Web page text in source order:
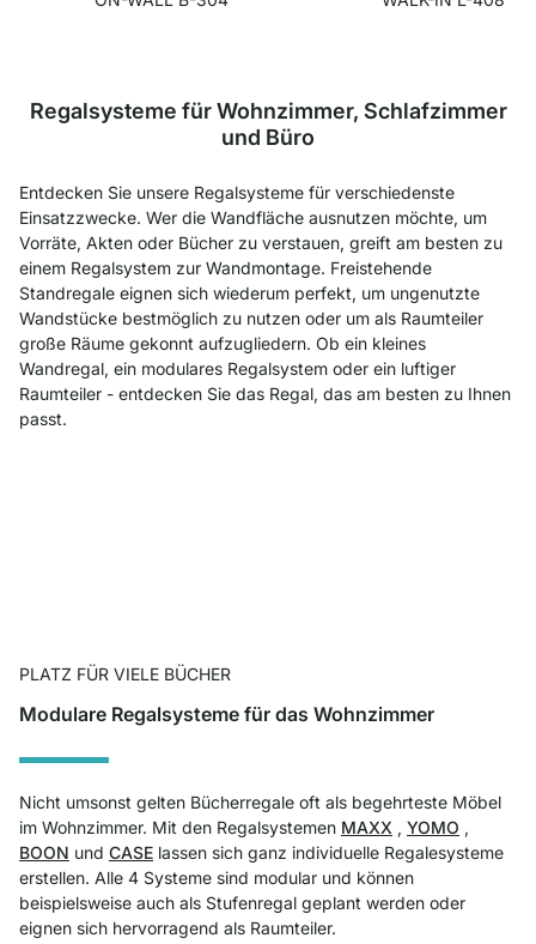
Regalsysteme für Wohnzimmer, Schlafzimmer
und Büro
Entdecken Sie unsere Regalsysteme für verschiedenste
Einsatzzwecke. Wer die Wandfläche ausnutzen möchte, um
Vorräte, Akten oder Bücher zu verstauen, greift am besten zu
einem Regalsystem zur Wandmontage. Freistehende
Standregale eignen sich wiederum perfekt, um ungenutzte
Wandstücke bestmöglich zu nutzen oder um als Raumteiler
große Räume gekonnt aufzugliedern. Ob ein kleines
Wandregal, ein modulares Regalsystem oder ein luftiger
Raumteiler - entdecken Sie das Regal, das am besten zu Ihnen
passt.
PLATZ FÜR VIELE BÜCHER
Modulare Regalsysteme für das Wohnzimmer
Nicht umsonst gelten Bücherregale oft als begehrteste Möbel
im Wohnzimmer. Mit den Regalsystemen MAXX , YOMO ,
BOON und CASE lassen sich ganz individuelle Regalesysteme
erstellen. Alle 4 Systeme sind modular und können
beispielsweise auch als Stufenregal geplant werden oder
eignen sich hervorragend als Raumteiler.